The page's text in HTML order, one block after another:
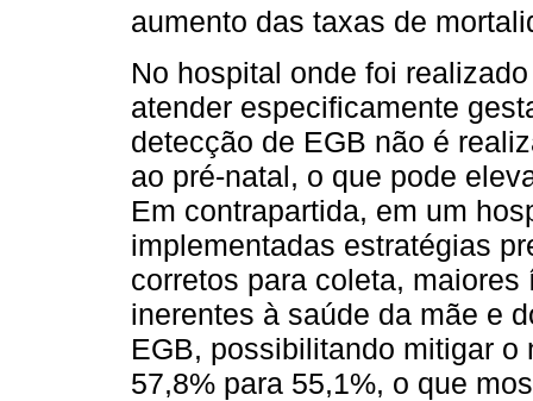
aumento das taxas de
No hospital onde foi
atender especificamente
detecção de EGB não é
ao pré-natal, o que pode
Em contrapartida, em um
implementadas estratégias
corretos para coleta,
inerentes à saúde da mãe e
EGB, possibilitando mitigar
57,8% para 55,1%, o que